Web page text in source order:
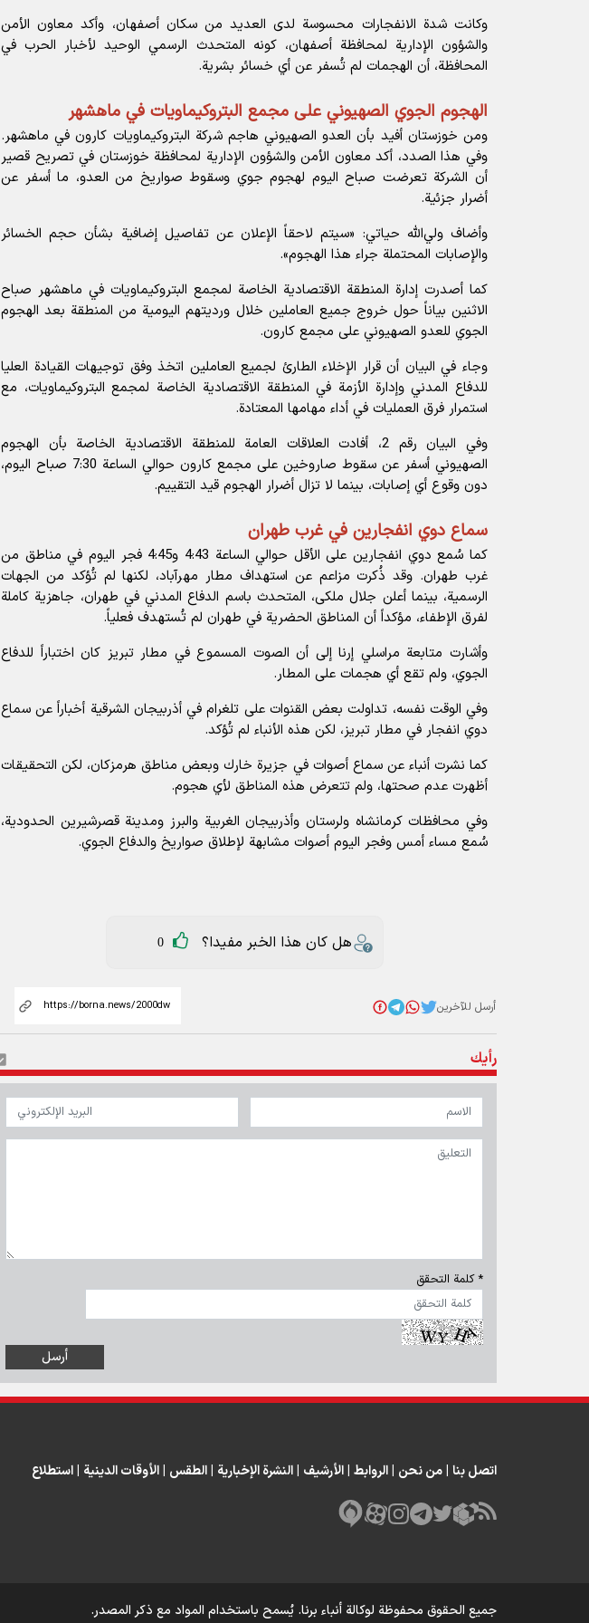
وكانت شدة الانفجارات محسوسة لدى العديد من سكان أصفهان، وأكد معاون الأمن
والشؤون الإدارية لمحافظة أصفهان، كونه المتحدث الرسمي الوحيد لأخبار الحرب في
المحافظة، أن الهجمات لم تُسفر عن أي خسائر بشرية.
الهجوم الجوي الصهيوني على مجمع البتروكيماويات في ماهشهر
ومن خوزستان أفيد بأن العدو الصهيوني هاجم شركة البتروكيماويات كارون في ماهشهر.
وفي هذا الصدد، أكد معاون الأمن والشؤون الإدارية لمحافظة خوزستان في تصريح قصير
أن الشركة تعرضت صباح اليوم لهجوم جوي وسقوط صواريخ من العدو، ما أسفر عن
أضرار جزئية.
وأضاف ولي‌الله حياتي: «سيتم لاحقاً الإعلان عن تفاصيل إضافية بشأن حجم الخسائر
والإصابات المحتملة جراء هذا الهجوم».
كما أصدرت إدارة المنطقة الاقتصادية الخاصة لمجمع البتروكيماويات في ماهشهر صباح
الاثنين بياناً حول خروج جميع العاملين خلال ورديتهم اليومية من المنطقة بعد الهجوم
الجوي للعدو الصهيوني على مجمع كارون.
وجاء في البيان أن قرار الإخلاء الطارئ لجميع العاملين اتخذ وفق توجيهات القيادة العليا
للدفاع المدني وإدارة الأزمة في المنطقة الاقتصادية الخاصة لمجمع البتروكيماويات، مع
استمرار فرق العمليات في أداء مهامها المعتادة.
وفي البيان رقم 2، أفادت العلاقات العامة للمنطقة الاقتصادية الخاصة بأن الهجوم
الصهيوني أسفر عن سقوط صاروخين على مجمع كارون حوالي الساعة 7:30 صباح اليوم،
دون وقوع أي إصابات، بينما لا تزال أضرار الهجوم قيد التقييم.
سماع دوي انفجارين في غرب طهران
كما سُمع دوي انفجارين على الأقل حوالي الساعة 4:43 و4:45 فجر اليوم في مناطق من
غرب طهران. وقد ذُكرت مزاعم عن استهداف مطار مهرآباد، لكنها لم تُؤكد من الجهات
الرسمية، بينما أعلن جلال ملکی، المتحدث باسم الدفاع المدني في طهران، جاهزية كاملة
لفرق الإطفاء، مؤكداً أن المناطق الحضرية في طهران لم تُستهدف فعلياً.
وأشارت متابعة مراسلي إرنا إلى أن الصوت المسموع في مطار تبريز كان اختباراً للدفاع
الجوي، ولم تقع أي هجمات على المطار.
وفي الوقت نفسه، تداولت بعض القنوات على تلغرام في أذربيجان الشرقية أخباراً عن سماع
دوي انفجار في مطار تبريز، لكن هذه الأنباء لم تُؤكد.
كما نشرت أنباء عن سماع أصوات في جزيرة خارك وبعض مناطق هرمزكان، لكن التحقيقات
أظهرت عدم صحتها، ولم تتعرض هذه المناطق لأي هجوم.
وفي محافظات كرمانشاه ولرستان وأذربيجان الغربية والبرز ومدينة قصرشيرين الحدودية،
سُمع مساء أمس وفجر اليوم أصوات مشابهة لإطلاق صواريخ والدفاع الجوي.
هل كان هذا الخبر مفيدا؟ 0
أرسل للآخرين
رأيك
* كلمة التحقق
اتصل بنا من نحن الروابط الأرشيف النشرة الإخبارية الطقس الأوقات الدينية استطلاع
جميع الحقوق محفوظة لوكالة أنباء برنا. يُسمح باستخدام المواد مع ذكر المصدر.